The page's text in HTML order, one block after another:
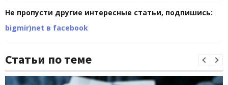
Не пропусти другие интересные статьи, подпишись:
bigmir)net в facebook
Статьи по теме